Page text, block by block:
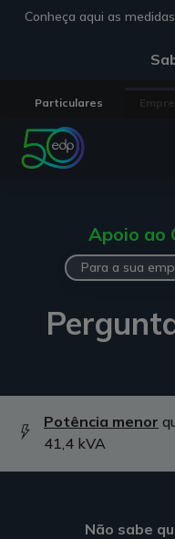
Conheça aqui as
Particulares
Apoio ao
Para a sua
Potência menor
41,4 kVA
Não sabe